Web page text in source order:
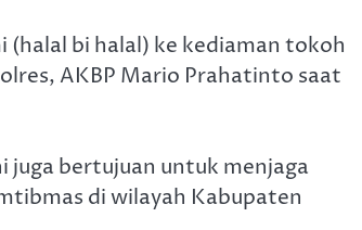
(halal bi halal) ke kediaman tokoh
AKBP Mario Prahatinto saat
juga bertujuan untuk menjaga
di wilayah Kabupaten